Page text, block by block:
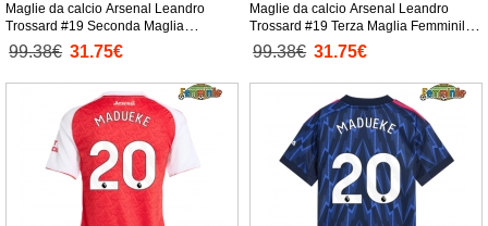
Maglie da calcio Arsenal Leandro
Trossard #19 Seconda Maglia
Femminile 2025-26 Manica Corta
99.38€ 31.75€
Maglie da calcio Arsenal Leandro
Trossard #19 Terza Maglia Femminile
2025-26 Manica Corta
99.38€ 31.75€